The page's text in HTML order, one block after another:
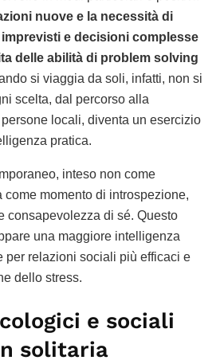
nuove e la necessità di
e decisioni complesse
delle abilità di problem solving
si viaggia da soli, infatti, non si
scelta, dal percorso alla
locali, diventa un esercizio
pratica.
inteso non come
momento di introspezione,
consapevolezza di sé. Questo
una maggiore intelligenza
per relazioni sociali più efficaci e
dello stress.
e sociali
solitaria